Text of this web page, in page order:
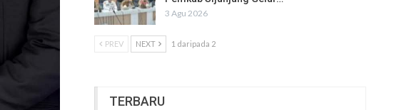
3 Agu 2026
PREV NEXT 1 daripada 2
TERBARU